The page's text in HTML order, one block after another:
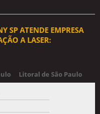
SP ATENDE EMPRESA
A LASER:
Litoral de São Paulo